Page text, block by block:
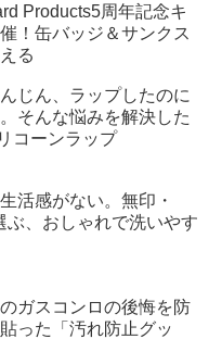
Products5周年記念キ
！缶バッジ＆サンクス
る
じん、ラップしたのに
そんな悩みを解決した
コーンラップ
活感がない。無印・
ぶ、おしゃれで洗いやす
ガスコンロの後悔を防
った「汚れ防止グッ